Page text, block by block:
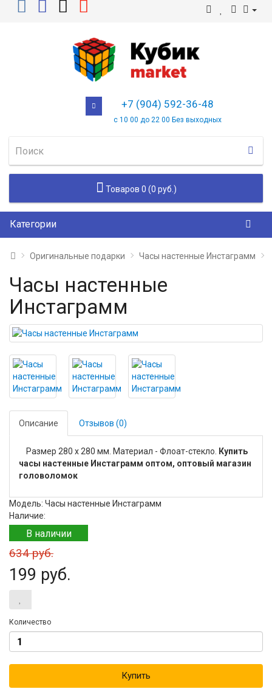
+7 (904) 592-36-48
с 10 00 до 22 00 Без выходных
Товаров 0 (0 руб.)
Категории
Оригинальные подарки Часы настенные Инстаграмм
Часы настенные
Инстаграмм
Описание Отзывов (0)
Размер 280 х 280 мм. Материал - Флоат-стекло.
Купить
часы настенные Инстаграмм оптом, оптовый магазин
головоломок
Модель: Часы настенные Инстаграмм
Наличие:
В наличии
634 руб.
199 руб.
Количество
Купить